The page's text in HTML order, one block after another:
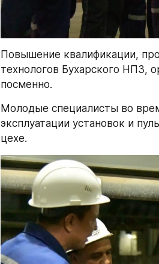
Повышение квалификации,
технологов Бухарского НПЗ,
посменно.
Молодые специалисты во
эксплуатации установок и
цехе.